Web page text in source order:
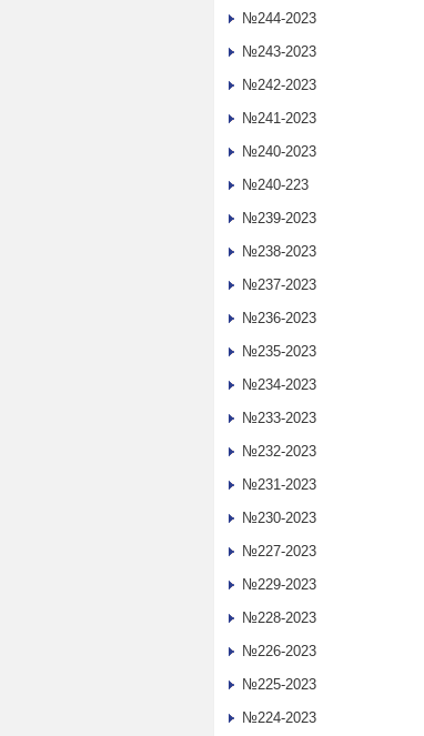
№244-2023
№243-2023
№242-2023
№241-2023
№240-2023
№240-223
№239-2023
№238-2023
№237-2023
№236-2023
№235-2023
№234-2023
№233-2023
№232-2023
№231-2023
№230-2023
№227-2023
№229-2023
№228-2023
№226-2023
№225-2023
№224-2023